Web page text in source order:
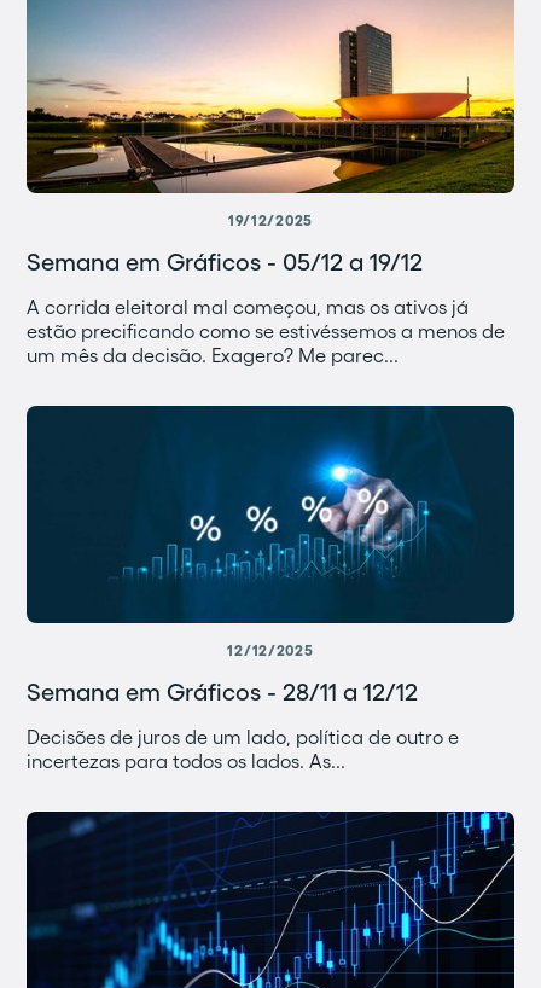
19/12/2025
Semana em Gráficos - 05/12 a 19/12
A corrida eleitoral mal começou, mas os ativos já
estão precificando como se estivéssemos a menos de
um mês da decisão. Exagero? Me parec...
12/12/2025
Semana em Gráficos - 28/11 a 12/12
Decisões de juros de um lado, política de outro e
incertezas para todos os lados. As...